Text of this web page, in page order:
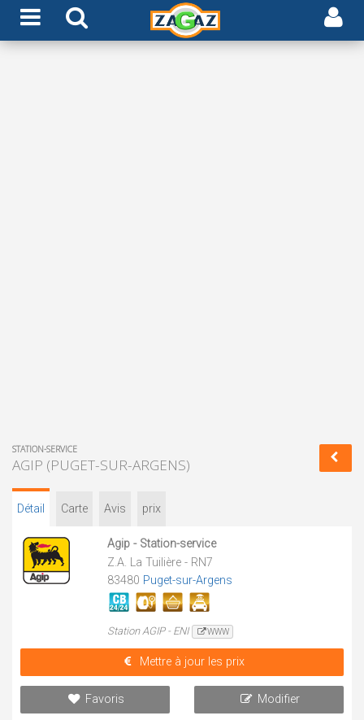
STATION-SERVICE
AGIP (PUGET-SUR-ARGENS)
Détail Carte Avis prix
Agip - Station-service
Z.A. La Tuilière - RN7
83480 Puget-sur-Argens
Station AGIP - ENI WWW
Mettre à jour les prix
Favoris Modifier